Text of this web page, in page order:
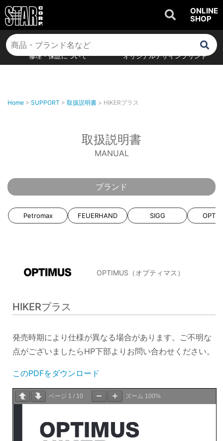
ONLINE
SHOP
修理・保証について オリジナルデザインプリント
Home > SUPPORT > 取扱説明書 > HIKERプラス
取扱説明書
MANUAL
OPTIMUS（オプティマス）
HIKERプラス
発売時期により仕様が異なる場合があります。ご不明な
点がございましたらHP下部よりお問い合わせください。
このPDFをダウンロード
ページ 1 / 10 ズーム 100%
ブランド
Petromax FEUERHAND SIGG